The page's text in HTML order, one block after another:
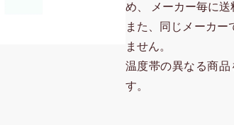
め、 メーカー毎に送
また、同じメーカ
ません。
温度帯の異なる商
す。